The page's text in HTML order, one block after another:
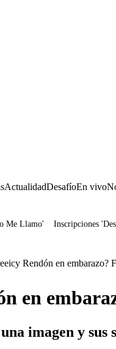
ActualidadDesafíoEn vivo
Me Llamo' Inscripciones
Rendón en embarazo?
en
imagen y sus